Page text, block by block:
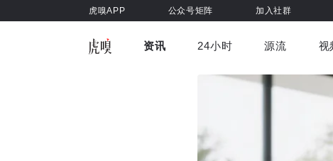
虎嗅APP 公众号矩阵 加入社群
资讯
车与出行 商
书
24小时 源流 视
虎嗅视界